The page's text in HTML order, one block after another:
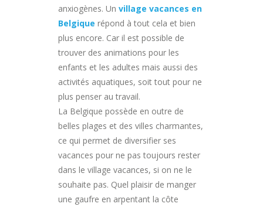
anxiogènes. Un village vacances en
Belgique répond à tout cela et bien
plus encore. Car il est possible de
trouver des animations pour les
enfants et les adultes mais aussi des
activités aquatiques, soit tout pour ne
plus penser au travail.
La Belgique possède en outre de
belles plages et des villes charmantes,
ce qui permet de diversifier ses
vacances pour ne pas toujours rester
dans le village vacances, si on ne le
souhaite pas. Quel plaisir de manger
une gaufre en arpentant la côte